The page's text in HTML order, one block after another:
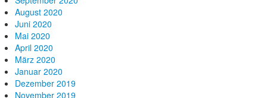
August 2020
Juni 2020
Mai 2020
April 2020
März 2020
Januar 2020
Dezember 2019
November 2019